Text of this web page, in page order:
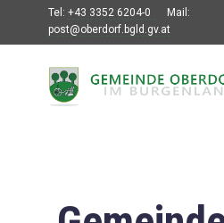
Tel: +43 3352 6204-0
Mail:
post@oberdorf.bgld.gv.at
Willkommen